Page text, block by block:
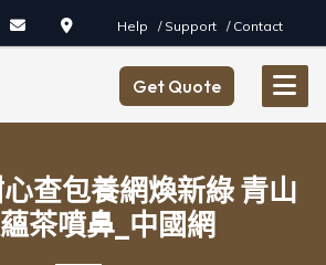
Help / Support / Contact
Get Quote
查包養網煥新綠 青山
茶噴鼻_中國網